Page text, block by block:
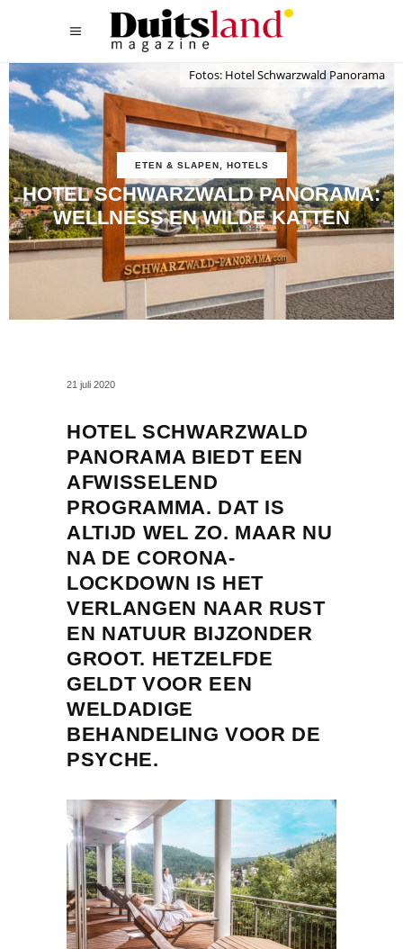
Fotos: Hotel Schwarzwald Panorama
ETEN & SLAPEN, HOTELS
HOTEL SCHWARZWALD PANORAMA:
WELLNESS EN WILDE KATTEN
21 juli 2020
HOTEL SCHWARZWALD
PANORAMA BIEDT EEN
AFWISSELEND
PROGRAMMA. DAT IS
ALTIJD WEL ZO. MAAR NU
NA DE CORONA-
LOCKDOWN IS HET
VERLANGEN NAAR RUST
EN NATUUR BIJZONDER
GROOT. HETZELFDE
GELDT VOOR EEN
WELDADIGE
BEHANDELING VOOR DE
PSYCHE.